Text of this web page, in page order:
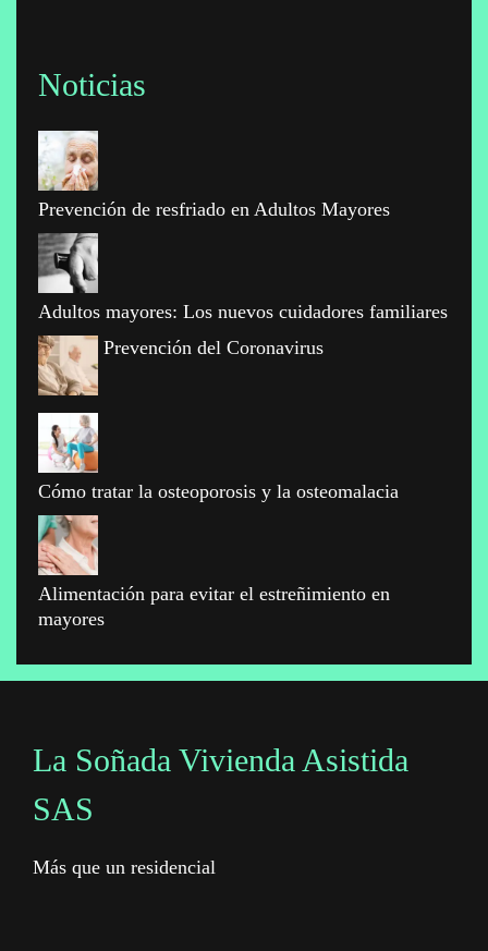
Noticias
Prevención de resfriado en Adultos Mayores
Adultos mayores: Los nuevos cuidadores familiares
Prevención del Coronavirus
Cómo tratar la osteoporosis y la osteomalacia
Alimentación para evitar el estreñimiento en
mayores
La Soñada Vivienda Asistida
SAS
Más que un residencial